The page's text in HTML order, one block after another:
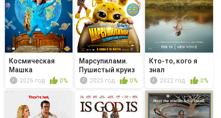
Космическая
Машка
2026 год 0%
Марсупилами.
Пушистый круиз
2025 год 0%
Кто-то, кого я
знал
2022 год 0%